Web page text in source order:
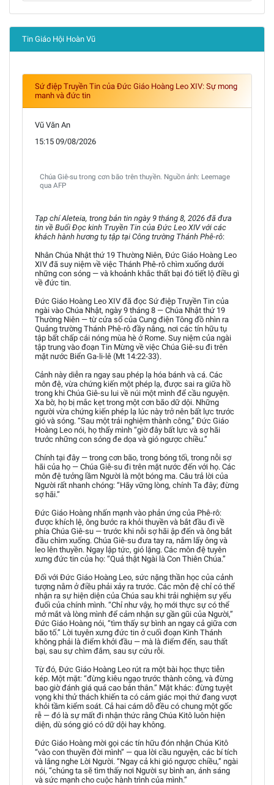
Tin Giáo Hội Hoàn Vũ
Sứ điệp Truyền Tin của Đức Giáo Hoàng Leo XIV: Sự mong
manh và đức tin
Vũ Văn An
15:15 09/08/2026
Chúa Giê-su trong cơn bão trên thuyền. Nguồn ảnh: Leemage
qua AFP
Tạp chí Aleteia, trong bản tin ngày 9 tháng 8, 2026 đã đưa
tin về Buổi Đọc kinh Truyền Tin của Đức Leo XIV với các
khách hành hương tụ tập tại Công trường Thánh Phê-rô:
Nhân Chúa Nhật thứ 19 Thường Niên, Đức Giáo Hoàng Leo
XIV đã suy niệm về việc Thánh Phê-rô chìm xuống dưới
những con sóng — và khoảnh khắc thất bại đó tiết lộ điều gì
về đức tin.
Đức Giáo Hoàng Leo XIV đã đọc Sứ điệp Truyền Tin của
ngài vào Chúa Nhật, ngày 9 tháng 8 — Chúa Nhật thứ 19
Thường Niên — từ cửa sổ của Cung điện Tông đồ nhìn ra
Quảng trường Thánh Phê-rô đầy nắng, nơi các tín hữu tụ
tập bất chấp cái nóng mùa hè ở Rome. Suy niệm của ngài
tập trung vào đoạn Tin Mừng về việc Chúa Giê-su đi trên
mặt nước Biển Ga-li-lê (Mt 14:22-33).
Cảnh này diễn ra ngay sau phép lạ hóa bánh và cá. Các
môn đệ, vừa chứng kiến một phép lạ, được sai ra giữa hồ
trong khi Chúa Giê-su lui về núi một mình để cầu nguyện.
Xa bờ, họ bị mắc kẹt trong một cơn bão dữ dội. Những
người vừa chứng kiến phép lạ lúc này trở nên bất lực trước
gió và sóng. “Sau một trải nghiệm thành công,” Đức Giáo
Hoàng Leo nói, họ thấy mình “giờ đây bất lực và sợ hãi
trước những con sóng đe dọa và gió ngược chiều.”
Chính tại đây — trong cơn bão, trong bóng tối, trong nỗi sợ
hãi của họ — Chúa Giê-su đi trên mặt nước đến với họ. Các
môn đệ tưởng lầm Người là một bóng ma. Câu trả lời của
Người rất nhanh chóng: “Hãy vững lòng, chính Ta đây; đừng
sợ hãi.”
Đức Giáo Hoàng nhấn mạnh vào phản ứng của Phê-rô:
được khích lệ, ông bước ra khỏi thuyền và bắt đầu đi về
phía Chúa Giê-su — trước khi nỗi sợ hãi ập đến và ông bắt
đầu chìm xuống. Chúa Giê-su đưa tay ra, nắm lấy ông và
leo lên thuyền. Ngay lập tức, gió lặng. Các môn đệ tuyên
xưng đức tin của họ: “Quả thật Ngài là Con Thiên Chúa.”
Đối với Đức Giáo Hoàng Leo, sức nặng thần học của cảnh
tượng nằm ở điều phải xảy ra trước. Các môn đệ chỉ có thể
nhận ra sự hiện diện của Chúa sau khi trải nghiệm sự yếu
đuối của chính mình. “Chỉ như vậy, họ mới thực sự có thể
mở mắt và lòng mình để cảm nhận sự gần gũi của Người,”
Đức Giáo Hoàng nói, “tìm thấy sự bình an ngay cả giữa cơn
bão tố.” Lời tuyên xưng đức tin ở cuối đoạn Kinh Thánh
không phải là điểm khởi đầu — mà là điểm đến, sau thất
bại, sau sự chìm đắm, sau sự cứu rỗi.
Từ đó, Đức Giáo Hoàng Leo rút ra một bài học thực tiễn
kép. Một mặt: “đừng kiêu ngạo trước thành công, và đừng
bao giờ đánh giá quá cao bản thân.” Mặt khác: đừng tuyệt
vọng khi thử thách khiến ta có cảm giác mọi thứ đang vượt
khỏi tầm kiểm soát. Cả hai cám dỗ đều có chung một gốc
rễ — đó là sự mất đi nhận thức rằng Chúa Kitô luôn hiện
diện, dù sóng gió có dữ dội hay không.
Đức Giáo Hoàng mời gọi các tín hữu đón nhận Chúa Kitô
“vào con thuyền đời mình” — qua lời cầu nguyện, các bí tích
và lắng nghe Lời Người. “Ngay cả khi gió ngược chiều,” ngài
nói, “chúng ta sẽ tìm thấy nơi Người sự bình an, ánh sáng
và sức mạnh cho cuộc hành trình của mình.”